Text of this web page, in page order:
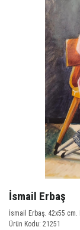
İsmail Erbaş
İsmail Erbaş. 42x55 cm.
Ürün Kodu: 21251